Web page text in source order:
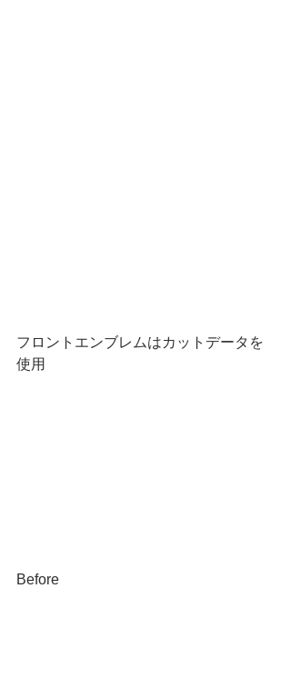
フロントエンブレムはカットデータを
使用
Before